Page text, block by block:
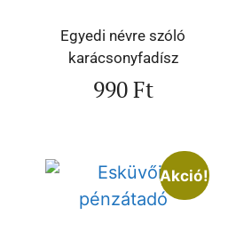
Egyedi névre szóló
karácsonyfadísz
990Ft
Akció!